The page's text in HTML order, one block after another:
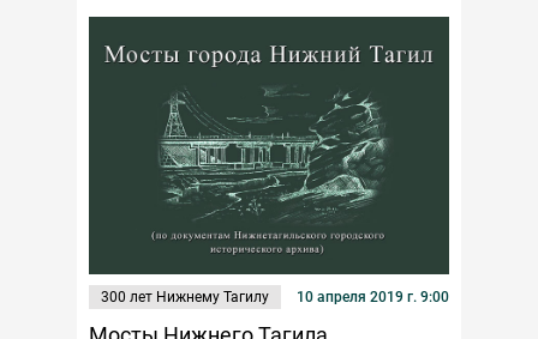
300 лет Нижнему Тагилу 10 апреля 2019 г. 9:00